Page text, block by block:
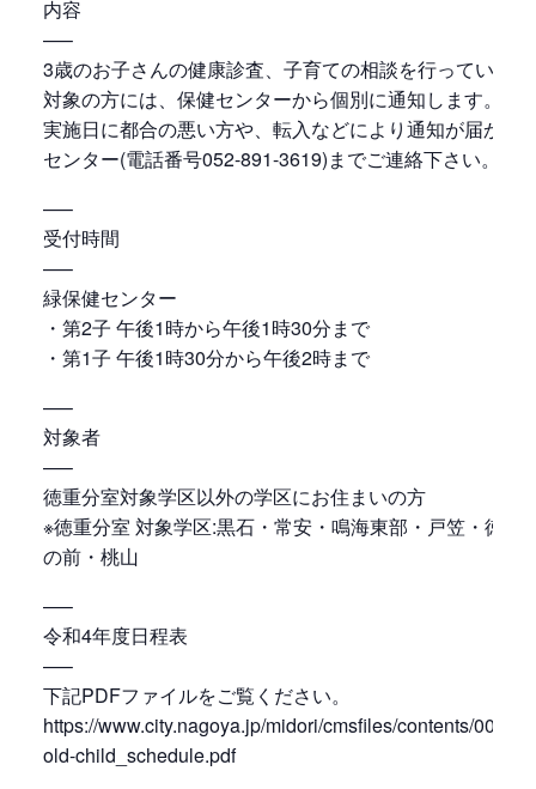
内容
—–
3歳のお子さんの健康診査、子育ての相談を行っていま
対象の方には、保健センターから個別に通知します。
実施日に都合の悪い方や、転入などにより通知が届かな
センター(電話番号052-891-3619)までご連絡下さい。
—–
受付時間
—–
緑保健センター
・第2子 午後1時から午後1時30分まで
・第1子 午後1時30分から午後2時まで
—–
対象者
—–
徳重分室対象学区以外の学区にお住まいの方
※徳重分室 対象学区:黒石・常安・鳴海東部・戸笠・徳重
の前・桃山
—–
令和4年度日程表
—–
下記PDFファイルをご覧ください。
https://www.city.nagoya.jp/midori/cmsfiles/contents/
old-child_schedule.pdf